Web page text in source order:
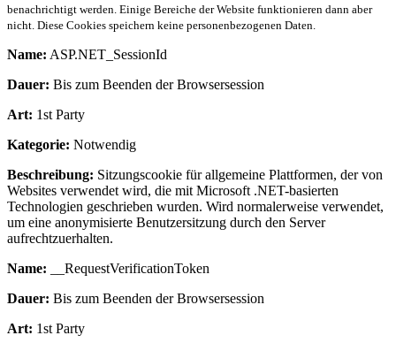
benachrichtigt werden. Einige Bereiche der Website funktionieren dann aber
nicht. Diese Cookies speichern keine personenbezogenen Daten.
Name: ASP.NET_SessionId
Dauer: Bis zum Beenden der Browsersession
Art: 1st Party
Kategorie: Notwendig
Beschreibung: Sitzungscookie für allgemeine Plattformen, der von
Websites verwendet wird, die mit Microsoft .NET-basierten
Technologien geschrieben wurden. Wird normalerweise verwendet,
um eine anonymisierte Benutzersitzung durch den Server
aufrechtzuerhalten.
Name: __RequestVerificationToken
Dauer: Bis zum Beenden der Browsersession
Art: 1st Party